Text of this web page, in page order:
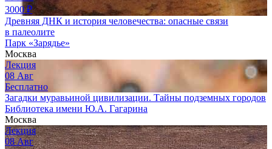
3000₽
Древняя ДНК и история человечества: опасные связи
в палеолите
Парк «Зарядье»
Москва
Лекция
08 Авг
Бесплатно
Загадки муравьиной цивилизации. Тайны подземных городов
Библиотека имени Ю.А. Гагарина
Москва
Лекция
08 Авг